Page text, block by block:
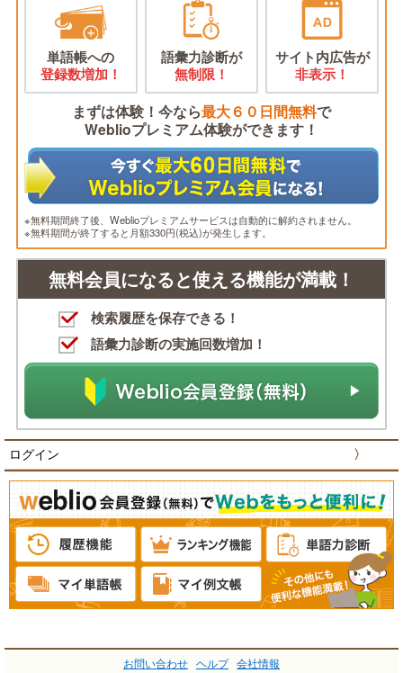
単語帳への
登録数増加！
語彙力診断が
無制限！
サイト内広告が
非表示！
まずは体験！今なら最大６０日間無料で
Weblioプレミアム体験ができます！
※無料期間終了後、Weblioプレミアムサービスは自動的に解約されません。
※無料期間が終了すると月額330円(税込)が発生します。
無料会員になると使える機能が満載！
検索履歴を保存できる！
語彙力診断の実施回数増加！
ログイン 〉
お問い合わせ ヘルプ 会社情報